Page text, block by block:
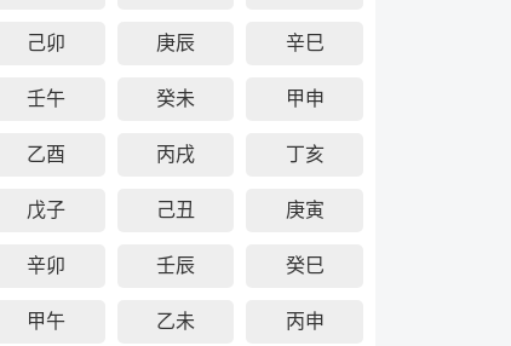
己卯 庚辰 辛巳
壬午 癸未 甲申
乙酉 丙戌 丁亥
戊子 己丑 庚寅
辛卯 壬辰 癸巳
甲午 乙未 丙申